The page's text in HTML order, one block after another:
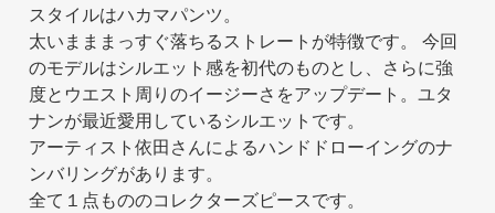
スタイルはハカマパンツ。
太いまままっすぐ落ちるストレートが特徴です。 今回
のモデルはシルエット感を初代のものとし、さらに強
度とウエスト周りのイージーさをアップデート。ユタ
ナンが最近愛用しているシルエットです。
アーティスト依田さんによるハンドドローイングのナ
ンバリングがあります。
全て１点もののコレクターズピースです。